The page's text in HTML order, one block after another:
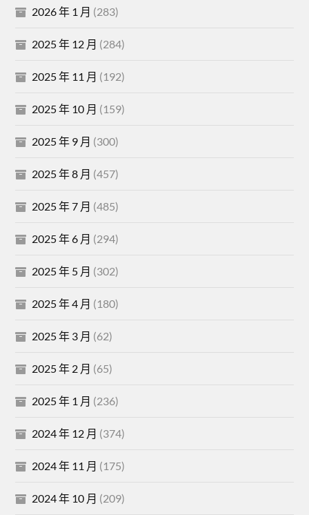
2026 年 1 月 (283)
2025 年 12 月 (284)
2025 年 11 月 (192)
2025 年 10 月 (159)
2025 年 9 月 (300)
2025 年 8 月 (457)
2025 年 7 月 (485)
2025 年 6 月 (294)
2025 年 5 月 (302)
2025 年 4 月 (180)
2025 年 3 月 (62)
2025 年 2 月 (65)
2025 年 1 月 (236)
2024 年 12 月 (374)
2024 年 11 月 (175)
2024 年 10 月 (209)